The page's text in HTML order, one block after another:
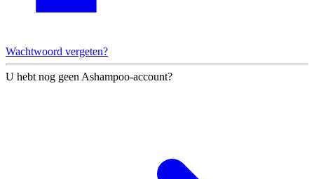
Wachtwoord vergeten?
U hebt nog geen Ashampoo-account?